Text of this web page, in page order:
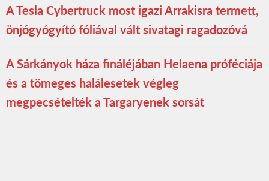
A Tesla Cybertruck most igazi Arrakisra termett,
önjógyógyító fóliával vált sivatagi ragadozóvá
A Sárkányok háza fináléjában Helaena próféciája
és a tömeges halálesetek végleg
megpecsételték a Targaryenek sorsát